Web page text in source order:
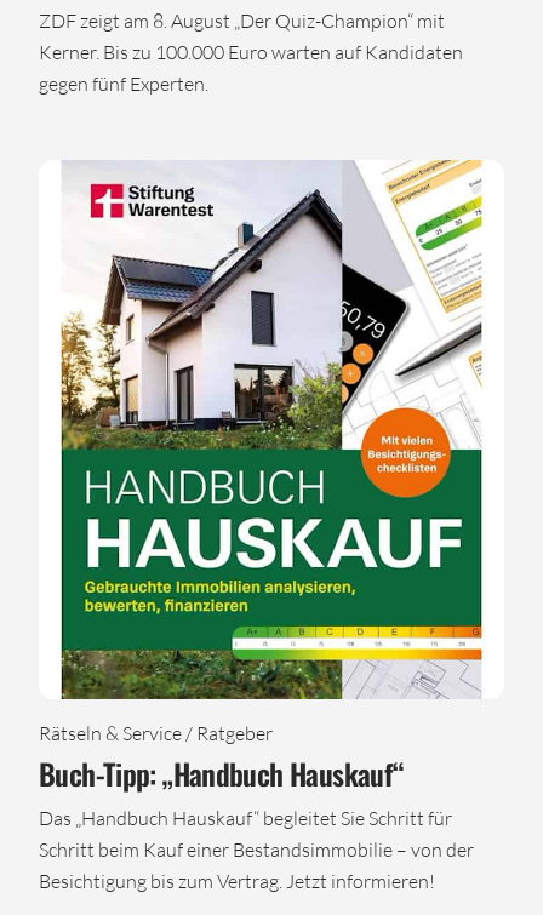
ZDF zeigt am 8. August „Der Quiz-Champion“ mit
Kerner. Bis zu 100.000 Euro warten auf Kandidaten
gegen fünf Experten.
Rätseln & Service / Ratgeber
Buch-Tipp: „Handbuch Hauskauf“
Das „Handbuch Hauskauf“ begleitet Sie Schritt für
Schritt beim Kauf einer Bestandsimmobilie – von der
Besichtigung bis zum Vertrag. Jetzt informieren!